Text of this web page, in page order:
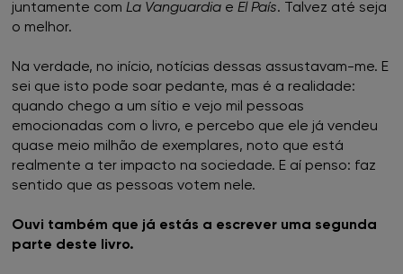
juntamente comLa Vanguardia e El País. Talvez até seja
o melhor.
Na verdade, no início, notícias dessas assustavam-me. E
sei que isto pode soar pedante, mas é a realidade:
quando chego a um sítio e vejo mil pessoas
emocionadas com o livro, e percebo que ele já vendeu
quase meio milhão de exemplares, noto que está
realmente a ter impacto na sociedade. E aí penso: faz
sentido que as pessoas votem nele.
Ouvi também que já estás a escrever uma segunda
parte deste livro.